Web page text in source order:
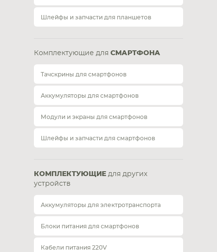
Шлейфы и запчасти для планшетов
Комплектующие для СМАРТФОНА
Тачскрины для смартфонов
Аккумуляторы для смартфонов
Модули и экраны для смартфонов
Шлейфы и запчасти для смартфонов
КОМПЛЕКТУЮЩИЕ для других
устройств
Аккумуляторы для электротранспорта
Блоки питания для смартфонов
Кабели питания 220V